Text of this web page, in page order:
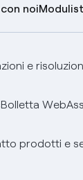
noi
e
Bolletta Web
prodotti e